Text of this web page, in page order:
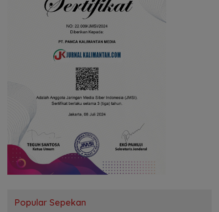
Popular Sepekan